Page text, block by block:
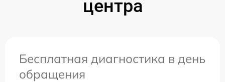
центра
Бесплатная диагностика в день
обращения